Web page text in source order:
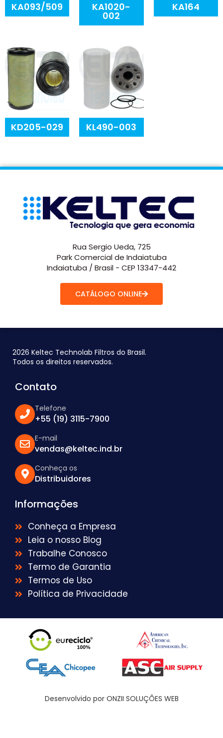
KA093/509 KA1020-
002
KA164
KD205-029 KL490-003
Rua Sergio Ueda, 725
Park Comercial de Indaiatuba
Indaiatuba / Brasil - CEP 13347-442
CATÁLOGO ONLINE
2026 Keltec Technolab Filtros do Brasil.
Todos os direitos reservados.
Contato
Telefone
+55 (19) 3115-7900
E-mail
vendas@keltec.ind.br
Conheça os
Distribuidores
Informações
Conheça a Empresa
Leia o nosso Blog
Trabalhe Conosco
Termo de Garantia
Termos de Uso
Política de Privacidade
Desenvolvido por ONZII SOLUÇÕES WEB